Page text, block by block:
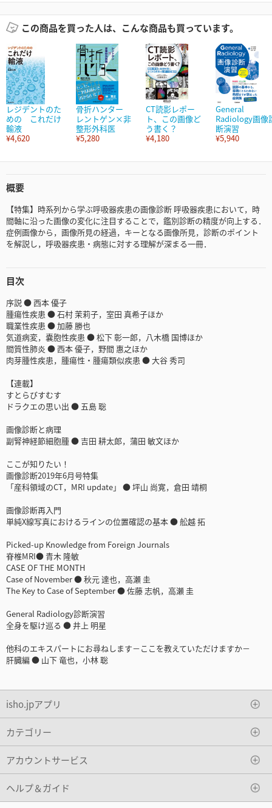
この商品を買った人は、こんな商品も買っています。
レジデントのた
めの これだけ
輸液
¥4,620
骨折ハンター
レントゲン×非
整形外科医
¥5,280
CT読影レポー
ト、この画像ど
う書く？
¥4,180
General
Radiology画像
断演習
¥5,940
概要
【特集】時系列から学ぶ呼吸器疾患の画像診断 呼吸器疾患において，時
間軸に沿った画像の変化に注目することで，鑑別診断の精度が向上する．
症例画像から，画像所見の経過，キーとなる画像所見，診断のポイント
を解説し，呼吸器疾患・病態に対する理解が深まる一冊．
目次
序説 ● 西本 優子
腫瘍性疾患 ● 石村 茉莉子，室田 真希子ほか
職業性疾患 ● 加藤 勝也
気道病変，嚢胞性疾患 ● 松下 彰一郎，八木橋 国博ほか
間質性肺炎 ● 西本 優子，野間 惠之ほか
肉芽腫性疾患，腫瘍性・腫瘍類似疾患 ● 大谷 秀司
【連載】
すとらびすむす
ドラクエの思い出 ● 五島 聡
画像診断と病理
副腎神経節細胞腫 ● 吉田 耕太郎，蒲田 敏文ほか
ここが知りたい！
画像診断2019年6月号特集
「産科領域のCT，MRI update」 ● 坪山 尚寛，倉田 靖桐
画像診断再入門
単純X線写真におけるラインの位置確認の基本 ● 舩越 拓
Picked-up Knowledge from Foreign Journals
脊椎MRI● 青木 隆敏
CASE OF THE MONTH
Case of November ● 秋元 達也，高瀬 圭
The Key to Case of September ● 佐藤 志帆，高瀬 圭
General Radiology診断演習
全身を駆け巡る ● 井上 明星
他科のエキスパートにお尋ねします－ここを教えていただけますか－
肝臓編 ● 山下 竜也，小林 聡
isho.jpアプリ
カテゴリー
アカウントサービス
ヘルプ＆ガイド